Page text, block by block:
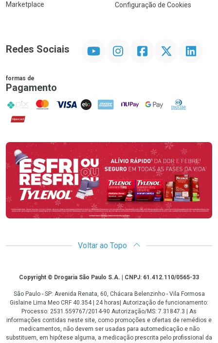
Marketplace
Configuração de Cookies
Redes Sociais InstagramFacebookTwitter Linkedin
formas de
Pagamento
PIX MasterCard
VISA ELO AMEX NuPay Google PayDiners Club
Hipercard
Promoção em Destaque
Voltar ao Topo
CopyrightCopyright © Drogaria São Paulo S.A. | CNPJ: 61.412.110/0565-33
São Paulo - SP: Avenida Renata, 60, Chácara Belenzinho - Vila Formosa
Gislaine Lima Meo CRF 40.354 | 24 horas| Autorização de funcionamento:
Processo: 2531.559767/2014-90 Autorização/MS: 7.31847.3 | As
informações contidas neste site, como promoções e ofertas de remédios e
medicamentos, não devem ser usadas para automedicação e não
substituem, em hipótese alguma, a medicação prescrita pelo profissional da